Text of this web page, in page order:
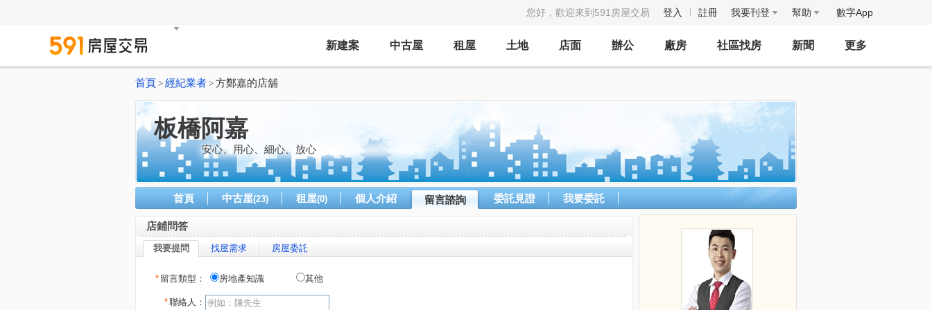
您好，歡迎來到591房屋交易 登入 註冊 我要刊登 幫助 數字App
新建案 中古屋 租屋 土地 店面 辦公 廠房 社區找房 新聞 更多
首頁 > 經紀業者 > 方鄭嘉的店舖
板橋阿嘉
安心、用心、細心、放心
首頁 中古屋(23) 租屋(0) 個人介紹 留言諮詢 委託見證 我要委託
店鋪問答
我要提問 找屋需求 房屋委託
* 留言類型： 房地產知識 其他
*聯絡人：